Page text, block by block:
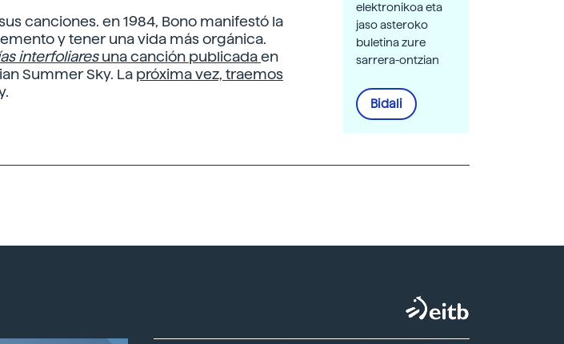
canciones. en 1984, Bono manifestó la
y tener una vida más orgánica.
interfoliaresuna canción publicadaen
Summer Sky. La próxima vez, traemos
elektronikoa eta
jaso asteroko
buletina zure
sarrera-ontzian
Bidali